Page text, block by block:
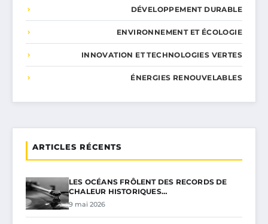
DÉVELOPPEMENT DURABLE
ENVIRONNEMENT ET ÉCOLOGIE
INNOVATION ET TECHNOLOGIES VERTES
ÉNERGIES RENOUVELABLES
ARTICLES RÉCENTS
LES OCÉANS FRÔLENT DES RECORDS DE
CHALEUR HISTORIQUES…
9 mai 2026